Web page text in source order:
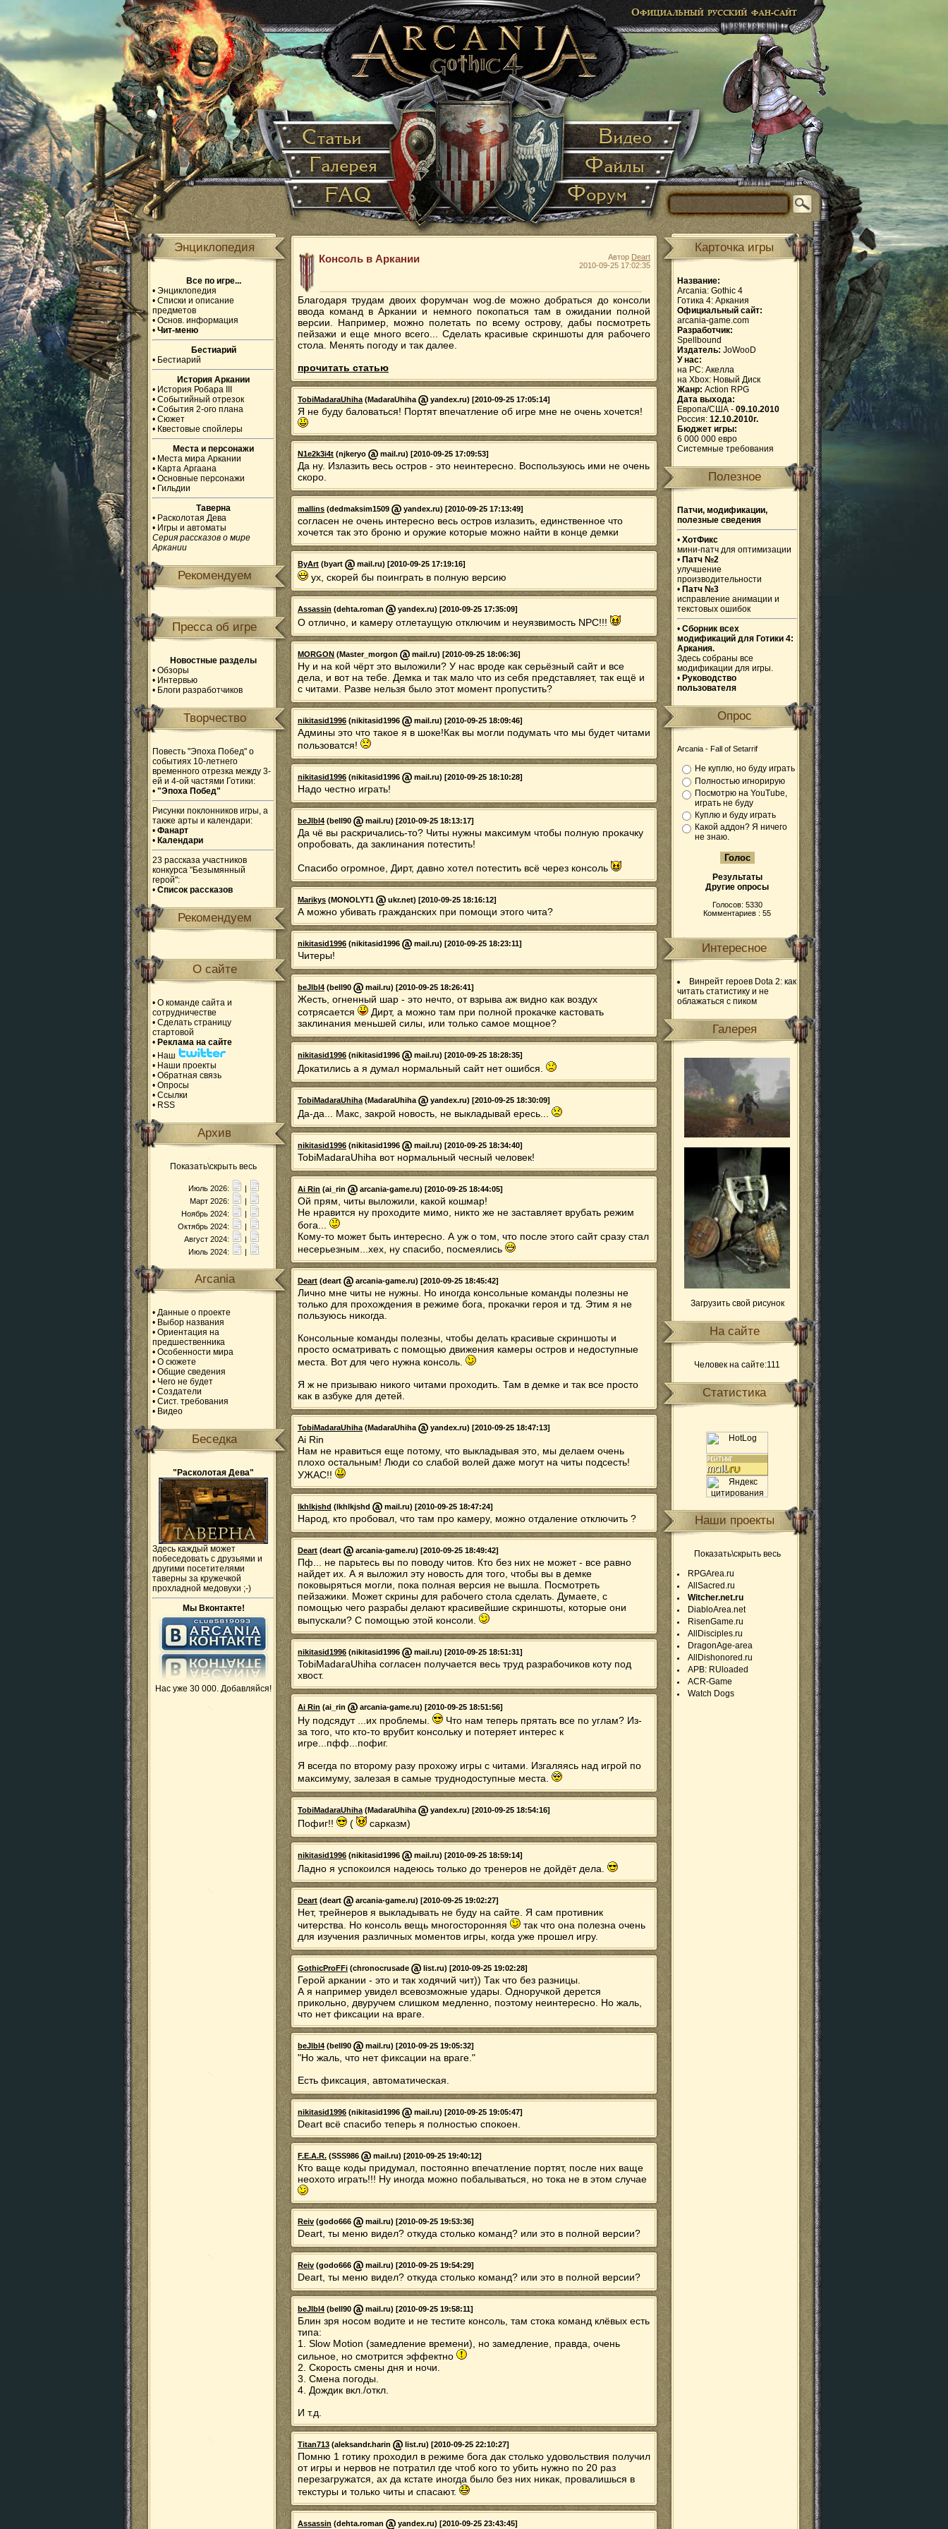
Энциклопедия
Все по игре...
• Энциклопедия
• Списки и описание
предметов
• Основ. информация
• Чит-меню
Бестиарий
• Бестиарий
История Аркании
• История Робара III
• Событийный отрезок
• События 2-ого плана
• Сюжет
• Квестовые спойлеры
Места и персонажи
• Места мира Аркании
• Карта Аргаана
• Основные персонажи
• Гильдии
Таверна
• Расколотая Дева
• Игры и автоматы
Серия рассказов о мире
Аркании
Рекомендуем
Пресса об игре
Новостные разделы
• Обзоры
• Интервью
• Блоги разработчиков
Творчество
Повесть "Эпоха Побед" о
событиях 10-летнего
временного отрезка между 3-
ей и 4-ой частями Готики:
• "Эпоха Побед"
Рисунки поклонников игры, а
также арты и календари:
• Фанарт
• Календари
23 рассказа участников
конкурса "Безымянный
герой":
• Список рассказов
Рекомендуем
О сайте
• О команде сайта и
сотрудничестве
• Сделать страницу
стартовой
• Реклама на сайте
• Наш
• Наши проекты
• Обратная связь
• Опросы
• Ссылки
• RSS
Архив
Показать\скрыть весь
Июль 2026:
|
Март 2026:
|
Ноябрь 2024:
|
Октябрь 2024:
|
Август 2024:
|
Июль 2024:
|
Arcania
• Данные о проекте
• Выбор названия
• Ориентация на
предшественника
• Особенности мира
• О сюжете
• Общие сведения
• Чего не будет
• Создатели
• Сист. требования
• Видео
Беседка
"Расколотая Дева"
Здесь каждый может
побеседовать с друзьями и
другими посетителями
таверны за кружечкой
прохладной медовухи ;-)
Мы Вконтакте!
Нас уже 30 000. Добавляйся!
Консоль в Аркании Автор Deart
2010-09-25 17:02:35
Благодаря трудам двоих форумчан wog.de можно добраться до консоли
ввода команд в Аркании и немного покопаться там в ожидании полной
версии. Например, можно полетать по всему острову, дабы посмотреть
пейзажи и еще много всего... Сделать красивые скриншоты для рабочего
стола. Менять погоду и так далее.
прочитать статью
TobiMadaraUhiha(MadaraUhiha yandex.ru) [2010-09-25 17:05:14]
Я не буду баловаться! Портят впечатление об игре мне не очень хочется!
N1e2k3i4t (njkeryo mail.ru) [2010-09-25 17:09:53]
Да ну. Излазить весь остров - это неинтересно. Воспользуюсь ими не очень
скоро.
mallins (dedmaksim1509 yandex.ru) [2010-09-25 17:13:49]
согласен не очень интересно весь остров излазить, единственное что
хочется так это броню и оружие которые можно найти в конце демки
ByArt (byart mail.ru) [2010-09-25 17:19:16]
ух, скорей бы поинграть в полную версию
Assassin (dehta.roman yandex.ru) [2010-09-25 17:35:09]
О отлично, и камеру отлетаущую отключим и неуязвимость NPC!!!
MORGON (Master_morgon mail.ru) [2010-09-25 18:06:36]
Ну и на кой чёрт это выложили? У нас вроде как серьёзный сайт и все
дела, и вот на тебе. Демка и так мало что из себя представляет, так ещё и
с читами. Разве нельзя было этот момент пропустить?
nikitasid1996 (nikitasid1996 mail.ru) [2010-09-25 18:09:46]
Админы это что такое я в шоке!Как вы могли подумать что мы будет читами
пользоватся!
nikitasid1996 (nikitasid1996 mail.ru) [2010-09-25 18:10:28]
Надо честно играть!
beJlbl4 (bell90 mail.ru) [2010-09-25 18:13:17]
Да чё вы раскричались-то? Читы нужны максимум чтобы полную прокачку
опробовать, да заклинания потестить!
Спасибо огромное, Дирт, давно хотел потестить всё через консоль
Marikys (MONOLYT1 ukr.net) [2010-09-25 18:16:12]
А можно убивать гражданских при помощи этого чита?
nikitasid1996 (nikitasid1996 mail.ru) [2010-09-25 18:23:11]
Читеры!
beJlbl4 (bell90 mail.ru) [2010-09-25 18:26:41]
Жесть, огненный шар - это нечто, от взрыва аж видно как воздух
сотрясается
Дирт, а можно там при полной прокачке кастовать
заклинания меньшей силы, или только самое мощное?
nikitasid1996 (nikitasid1996 mail.ru) [2010-09-25 18:28:35]
Докатились а я думал нормальный сайт нет ошибся.
TobiMadaraUhiha(MadaraUhiha yandex.ru) [2010-09-25 18:30:09]
Да-да... Макс, закрой новость, не выкладывай ересь...
nikitasid1996 (nikitasid1996 mail.ru) [2010-09-25 18:34:40]
TobiMadaraUhiha вот нормальный чесный человек!
Ai Rin (ai_rin arcania-game.ru) [2010-09-25 18:44:05]
Ой прям, читы выложили, какой кошмар!
Не нравится ну проходите мимо, никто же не заставляет врубать режим
бога...
Кому-то может быть интересно. А уж о том, что после этого сайт сразу стал
несерьезным...хех, ну спасибо, посмеялись
Deart (deart arcania-game.ru) [2010-09-25 18:45:42]
Лично мне читы не нужны. Но иногда консольные команды полезны не
только для прохождения в режиме бога, прокачки героя и тд. Этим я не
пользуюсь никогда.
Консольные команды полезны, чтобы делать красивые скриншоты и
просто осматривать с помощью движения камеры остров и недоступные
места. Вот для чего нужна консоль.
Я ж не призываю никого читами проходить. Там в демке и так все просто
как в азбуке для детей.
TobiMadaraUhiha(MadaraUhiha yandex.ru) [2010-09-25 18:47:13]
Ai Rin
Нам не нравиться еще потому, что выкладывая это, мы делаем очень
плохо остальным! Люди со слабой волей даже могут на читы подсесть!
УЖАС!!
lkhlkjshd (lkhlkjshd mail.ru) [2010-09-25 18:47:24]
Народ, кто пробовал, что там про камеру, можно отдаление отключить ?
Deart (deart arcania-game.ru) [2010-09-25 18:49:42]
Пф... не парьтесь вы по поводу читов. Кто без них не может - все равно
найдет их. А я выложил эту новость для того, чтобы вы в демке
поковыряться могли, пока полная версия не вышла. Посмотреть
пейзажики. Может скрины для рабочего стола сделать. Думаете, с
помощью чего разрабы делают красивейшие скриншоты, которые они
выпускали? С помощью этой консоли.
nikitasid1996 (nikitasid1996 mail.ru) [2010-09-25 18:51:31]
TobiMadaraUhiha согласен получается весь труд разрабочиков коту под
хвост.
Ai Rin (ai_rin arcania-game.ru) [2010-09-25 18:51:56]
Ну подсядут ...их проблемы.
Что нам теперь прятать все по углам? Из-
за того, что кто-то врубит консольку и потеряет интерес к
игре...пфф...пофиг.
Я всегда по второму разу прохожу игры с читами. Изгаляясь над игрой по
максимуму, залезая в самые труднодоступные места.
TobiMadaraUhiha(MadaraUhiha yandex.ru) [2010-09-25 18:54:16]
Пофиг!! ( сарказм)
nikitasid1996 (nikitasid1996 mail.ru) [2010-09-25 18:59:14]
Ладно я успокоился надеюсь только до тренеров не дойдёт дела.
Deart (deart arcania-game.ru) [2010-09-25 19:02:27]
Нет, трейнеров я выкладывать не буду на сайте. Я сам противник
читерства. Но консоль вещь многосторонняя
так что она полезна очень
для изучения различных моментов игры, когда уже прошел игру.
GothicProFFi (chronocrusade list.ru) [2010-09-25 19:02:28]
Герой аркании - это и так ходячий чит)) Так что без разницы.
А я например увидел всевозможные удары. Одноручкой дерется
прикольно, двуручем слишком медленно, поэтому неинтересно. Но жаль,
что нет фиксации на враге.
beJlbl4 (bell90 mail.ru) [2010-09-25 19:05:32]
"Но жаль, что нет фиксации на враге."
Есть фиксация, автоматическая.
nikitasid1996 (nikitasid1996 mail.ru) [2010-09-25 19:05:47]
Deart всё спасибо теперь я полностью спокоен.
F.E.A.R. (SSS986 mail.ru) [2010-09-25 19:40:12]
Кто ваще коды придумал, постоянно впечатление портят, после них ваще
неохото играть!!! Ну иногда можно побалываться, но тока не в этом случае
Reiv (godo666 mail.ru) [2010-09-25 19:53:36]
Deart, ты меню видел? откуда столько команд? или это в полной версии?
Reiv (godo666 mail.ru) [2010-09-25 19:54:29]
Deart, ты меню видел? откуда столько команд? или это в полной версии?
beJlbl4 (bell90 mail.ru) [2010-09-25 19:58:11]
Блин зря носом водите и не тестите консоль, там стока команд клёвых есть
типа:
1. Slow Motion (замедление времени), но замедление, правда, очень
сильное, но смотрится эффектно
2. Скорость смены дня и ночи.
3. Смена погоды.
4. Дождик вкл./откл.
И т.д.
Titan713 (aleksandr.harin list.ru) [2010-09-25 22:10:27]
Помню 1 готику проходил в режиме бога дак столько удовольствия получил
от игры и нервов не потратил где чтоб кого то убить нужно по 20 раз
перезагружатся, ах да кстате иногда было без них никак, провалишься в
текстуры и только читы и спасают.
Assassin (dehta.roman yandex.ru) [2010-09-25 23:43:45]
Карточка игры
Название:
Arcania: Gothic 4
Готика 4: Аркания
Официальный сайт:
arcania-game.com
Разработчик:
Spellbound
Издатель: JoWooD
У нас:
на PC: Акелла
на Xbox: Новый Диск
Жанр: Action RPG
Дата выхода:
Европа/США - 09.10.2010
Россия: 12.10.2010г.
Бюджет игры:
6 000 000 евро
Системные требования
Полезное
Патчи, модификации,
полезные сведения
• ХотФикс
мини-патч для оптимизации
• Патч №2
улучшение
производительности
• Патч №3
исправление анимации и
текстовых ошибок
• Сборник всех
модификаций для Готики 4:
Аркания.
Здесь собраны все
модификации для игры.
• Руководство
пользователя
Опрос
Arcania - Fall of Setarrif
Не куплю, но буду играть
Полностью игнорирую
Посмотрю на YouTube,
играть не буду
Куплю и буду играть
Какой аддон? Я ничего
не знаю.
Результаты
Другие опросы
Голосов: 5330
Комментариев : 55
Интересное
Винрейт героев Dota 2: как
читать статистику и не
облажаться с пиком
Галерея
Загрузить свой рисунок
На сайте
Человек на сайте:111
Статистика
Наши проекты
Показать\скрыть весь
RPGArea.ru
AllSacred.ru
Witcher.net.ru
DiabloArea.net
RisenGame.ru
AllDisciples.ru
DragonAge-area
AllDishonored.ru
APB: RUloaded
ACR-Game
Watch Dogs